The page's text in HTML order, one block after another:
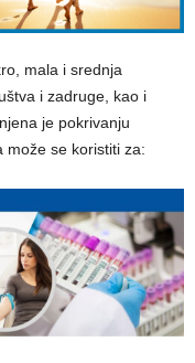
mala i srednja
i zadruge, kao i
je pokrivanju
može se koristiti za: